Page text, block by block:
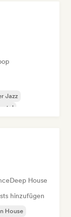
Jazz
Deep House
hinzufügen
House